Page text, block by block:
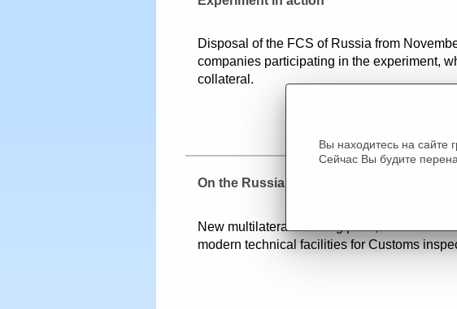
Disposal of the FCS of Russia from
companies participating in the experiment,
collateral.
On the Russian-Ukrainian border began
New multilateral crossing point, which is
modern technical facilities for Customs
Вы находитесь на сайте
Сейчас Вы будите